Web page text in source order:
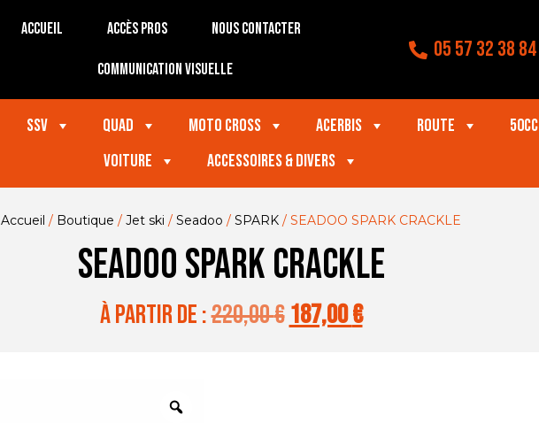
Accueil Accès Pros Nous contacter
Communication visuelle
05 57 32 38 84
SSV Quad Moto Cross Acerbis Route 50cc
VOITURE
Accessoires & divers
Accueil / Boutique / Jet ski / Seadoo / SPARK / SEADOO SPARK CRACKLE
SEADOO SPARK CRACKLE
à partir de :220,00€ 187,00€